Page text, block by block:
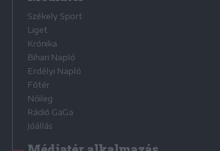
Székely Sport
Liget
Krónika
Bihari Napló
Erdélyi Napló
Főtér
Nőileg
Rádió GaGa
Jóállás